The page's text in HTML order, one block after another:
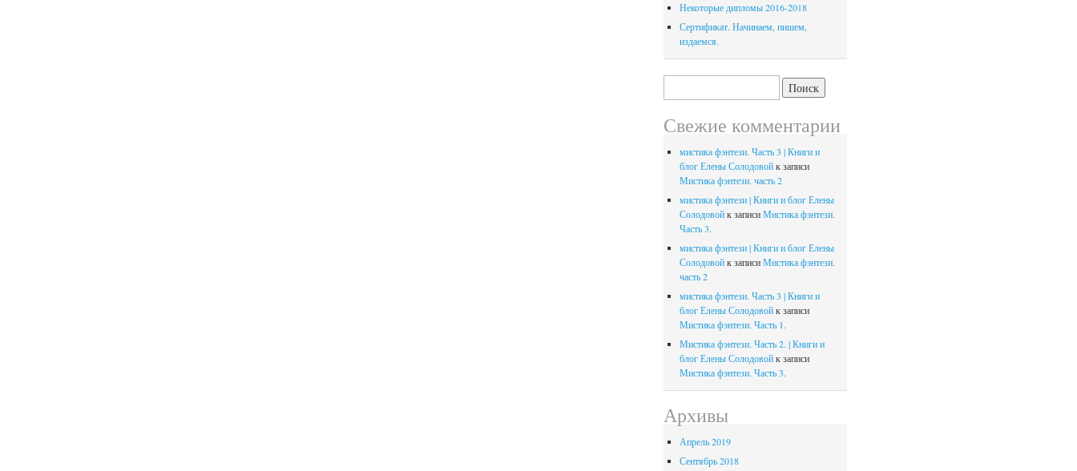
Некоторые дипломы 2016-2018
Сертификат. Начинаем, пишем,
издаемся.
Свежие комментарии
мистика фэнтези. Часть 3 | Книги и
блог Елены Солодовойк записи
Мистика фэнтези. часть 2
мистика фэнтези | Книги и блог Елены
Солодовойк записиМистика фэнтези.
Часть 3.
мистика фэнтези | Книги и блог Елены
Солодовойк записиМистика фэнтези.
часть 2
мистика фэнтези. Часть 3 | Книги и
блог Елены Солодовойк записи
Мистика фэнтези. Часть 1.
Мистика фэнтези. Часть 2. | Книги и
блог Елены Солодовойк записи
Мистика фэнтези. Часть 3.
Архивы
Апрель 2019
Сентябрь 2018